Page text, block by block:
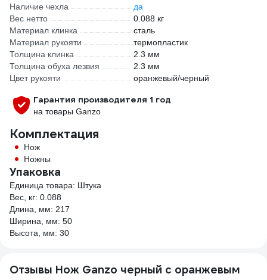
Наличие чехла
да
Вес нетто
0.088 кг
Материал клинка
сталь
Материал рукояти
термопластик
Толщина клинка
2.3 мм
Толщина обуха лезвия
2.3 мм
Цвет рукояти
оранжевый/черный
Гарантия производителя 1 год
на товары Ganzo
Комплектация
Нож
Ножны
Упаковка
Единица товара: Штука
Вес, кг: 0.088
Длина, мм: 217
Ширина, мм: 50
Высота, мм: 30
Отзывы Нож Ganzo черный c оранжевым